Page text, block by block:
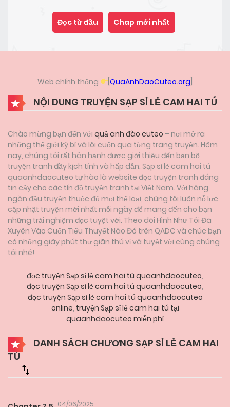
Đọc từ đầu Chap mới nhất
Web chính thống [QuaAnhDaoCuteo.org
NỘI DUNG TRUYỆN SẠP SỈ LẺ CAM HAI TÚ
Chào mừng bạn đến với quả anh đào cuteo – nơi mở ra
những thế giới kỳ bí và lôi cuốn qua từng trang truyện. Hôm
nay, chúng tôi rất hân hạnh được giới thiệu đến bạn bộ
truyện tranh đầy kịch tính và hấp dẫn: Sạp sỉ lẻ cam hai tú
quaanhdaocuteo tự hào là website đọc truyện tranh đáng
tin cậy cho các tín đồ truyện tranh tại Việt Nam. Với hàng
ngàn đầu truyện thuộc đủ mọi thể loại, chúng tôi luôn nỗ lực
cập nhật truyện mới nhất mỗi ngày để mang đến cho bạn
những trải nghiệm đọc tuyệt vời. Theo dõi Hình Như Tôi Đã
Xuyên Vào Cuốn Tiểu Thuyết Nào Đó trên QADC và chúc bạn
có những giây phút thư giãn thú vị và tuyệt vời cùng chúng
tôi nhé!
đọc truyện Sạp sỉ lẻ cam hai tú quaanhdaocuteo,
đọc truyện Sạp sỉ lẻ cam hai tú quaanhdaocuteo,
đọc truyện Sạp sỉ lẻ cam hai tú quaanhdaocuteo
online, truyện Sạp sỉ lẻ cam hai tú tại
quaanhdaocuteo miễn phí
DANH SÁCH CHƯƠNG SẠP SỈ LẺ CAM HAI
TÚ
04/06/2025